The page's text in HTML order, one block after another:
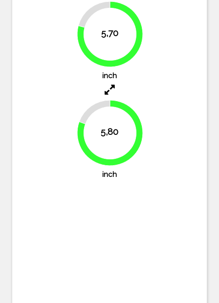
5,70
20.8%
79.2%
inch
5,80
19.4%
80.6%
inch